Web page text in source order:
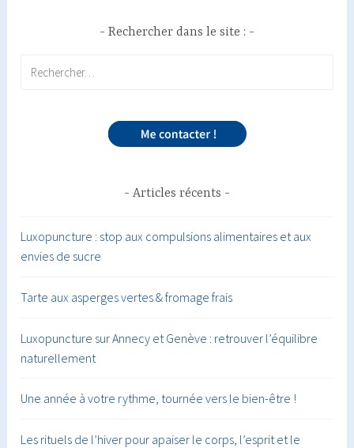
Rechercher dans le site :
Articles récents
Luxopuncture : stop aux compulsions alimentaires et aux
envies de sucre
Tarte aux asperges vertes & fromage frais
Luxopuncture sur Annecy et Genève : retrouver l’équilibre
naturellement
Une année à votre rythme, tournée vers le bien-être !
Les rituels de l’hiver pour apaiser le corps, l’esprit et le